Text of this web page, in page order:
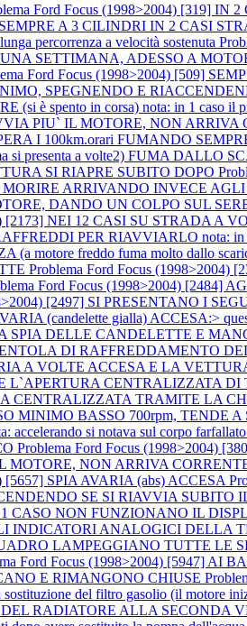
Ford Focus (1998>2004) [319] IN
A 3 CILINDRI IN 2 CASI
percorrenza a velocità sostenuta
SETTIMANA, ADESSO A
Ford Focus (1998>2004) [509]
SPEGNENDO E
è spento in corsa) nota: in 1 caso il
PIU` IL MOTORE, NON
I 100km.orari FUMANDO
presenta a volte2) FUMA DALLO
SI RIAPRE SUBITO DOPO
ARRIVANDO INVECE AGLI
DANDO UN COLPO SUL
[2173] NEI 12 CASI SU STRADA A
PER RIAVVIARLO nota: in
motore freddo fuma molto dallo
Problema Ford Focus (1998>2004)
Ford Focus (1998>2004) [2484]
[2497] SI PRESENTANO I
(candelette gialla) ACCESA:>
SPIA DELLE CANDELETTE E
DI RAFFREDDAMENTO
A VOLTE ACCESA E LA
CENTRALIZZATA DI
CENTRALIZZATA TRAMITE LA
MINIMO BASSO 700rpm, TENDE A
si notava sul corpo farfallato
Problema Ford Focus (1998>2004)
MOTORE, NON ARRIVA
[5657] SPIA AVARIA (abs) ACCESA
SE SI RIAVVIA SUBITO
1 CASO NON FUNZIONANO IL
INDICATORI ANALOGICI DELLA
LAMPEGGIANO TUTTE LE
Ford Focus (1998>2004) [5947] AI
E RIMANGONO CHIUSE
del filtro gasolio (il motore
DEL RADIATORE ALLA SECONDA